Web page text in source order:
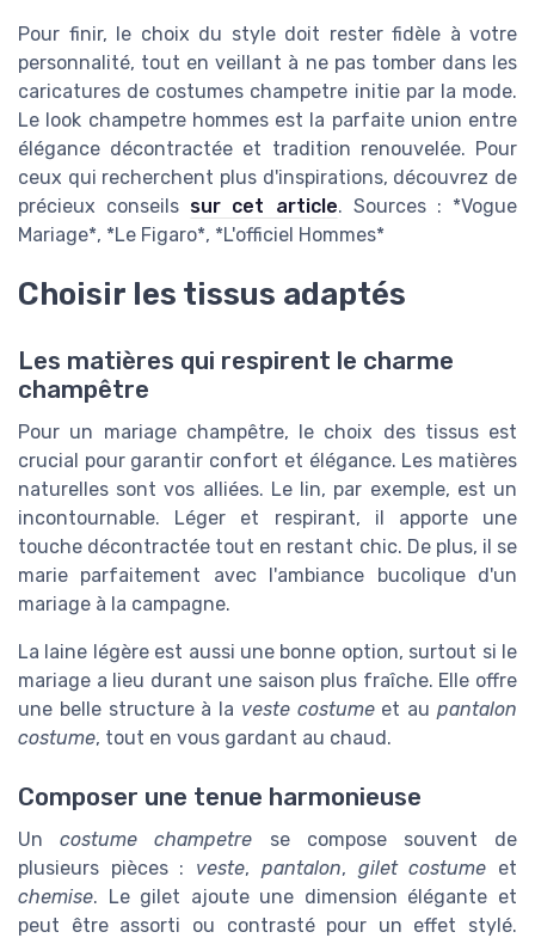
Pour finir, le choix du style doit rester fidèle à votre
personnalité, tout en veillant à ne pas tomber dans les
caricatures de costumes champetre initie par la mode.
Le look champetre hommes est la parfaite union entre
élégance décontractée et tradition renouvelée. Pour
ceux qui recherchent plus d'inspirations, découvrez de
précieux conseils sur cet article. Sources : *Vogue
Mariage*, *Le Figaro*, *L'officiel Hommes*
Choisir les tissus adaptés
Les matières qui respirent le charme
champêtre
Pour un mariage champêtre, le choix des tissus est
crucial pour garantir confort et élégance. Les matières
naturelles sont vos alliées. Le lin, par exemple, est un
incontournable. Léger et respirant, il apporte une
touche décontractée tout en restant chic. De plus, il se
marie parfaitement avec l'ambiance bucolique d'un
mariage à la campagne.
La laine légère est aussi une bonne option, surtout si le
mariage a lieu durant une saison plus fraîche. Elle offre
une belle structure à la veste costumeet aupantalon
costume, tout en vous gardant au chaud.
Composer une tenue harmonieuse
Uncostume champetre se compose souvent de
plusieurs pièces : veste, pantalon, gilet costume et
chemise. Le gilet ajoute une dimension élégante et
peut être assorti ou contrasté pour un effet stylé.